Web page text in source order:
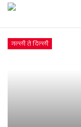
गल्ली ते दिल्ली